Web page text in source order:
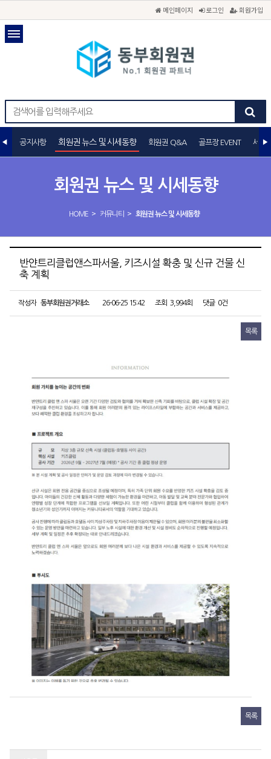
메인페이지 로그인 회원가입
회원권 뉴스 및 시세동향
HOME > 커뮤니티 > 회원권 뉴스 및 시세동향
공지사항 회원권 뉴스 및 시세동향 회원권 Q&A 골프장 EVENT 세무
반얀트리클럽앤스파서울, 키즈시설 확충 및 신규 건물 신
축 계획
작성자 동부회원권거래소 26-06-25 15:42 조회 3,994회 댓글 0건
목록
목록